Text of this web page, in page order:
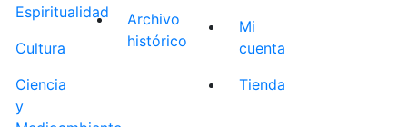
Espiritualidad
Cultura
Ciencia
y
Archivo
histórico
Mi
cuenta
Tienda